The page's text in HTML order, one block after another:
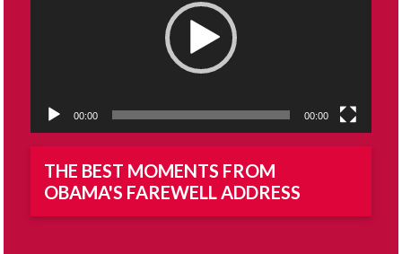
00:00 00:00
THE BEST MOMENTS FROM
OBAMA'S FAREWELL ADDRESS